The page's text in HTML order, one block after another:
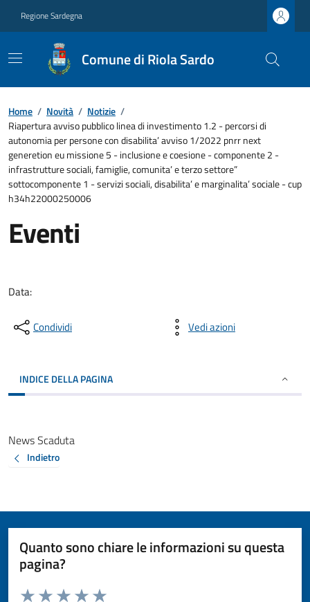
Regione Sardegna
Comune di Riola Sardo
Home / Novità / Notizie /
Riapertura avviso pubblico linea di investimento 1.2 - percorsi di
autonomia per persone con disabilita’ avviso 1/2022 pnrr next
generetion eu missione 5 - inclusione e coesione - componente 2 -
infrastrutture sociali, famiglie, comunita’ e terzo settore”
sottocomponente 1 - servizi sociali, disabilita’ e marginalita’ sociale - cup
h34h22000250006
Eventi
Data:
Condividi Vedi azioni
INDICE DELLA PAGINA
News Scaduta
Indietro
Quanto sono chiare le informazioni su questa
pagina?
Valuta da 1 a 5 stelle la pagina